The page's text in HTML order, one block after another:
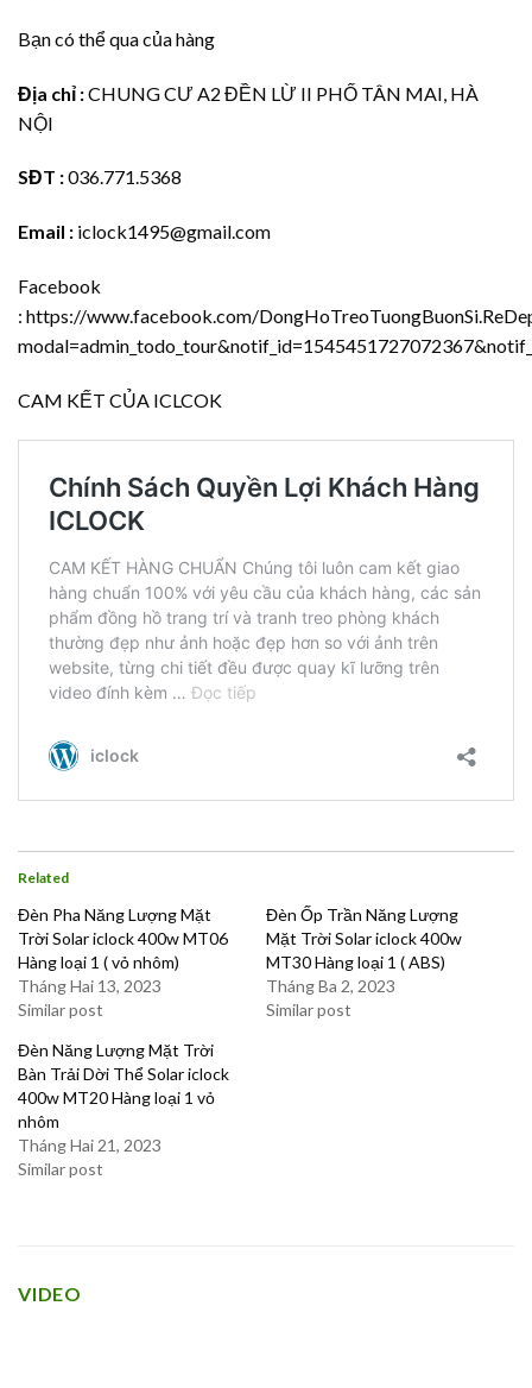
Bạn có thể qua của hàng
Địa chỉ :CHUNG CƯ A2 ĐỀN LỪ II PHỐ TÂN MAI, HÀ
NỘI
SĐT :036.771.5368
Email : iclock1495@gmail.com
Facebook
: https://www.facebook.com/
CAM KẾT CỦA ICLCOK
Related
Đèn Pha Năng Lượng Mặt
Trời Solar iclock 400w MT06
Hàng loại 1 ( vỏ nhôm)
Tháng Hai 13, 2023
Similar post
Đèn Ốp Trần Năng Lượng
Mặt Trời Solar iclock 400w
MT30 Hàng loại 1 ( ABS)
Tháng Ba 2, 2023
Similar post
Đèn Năng Lượng Mặt Trời
Bàn Trải Dời Thể Solar iclock
400w MT20 Hàng loại 1 vỏ
nhôm
Tháng Hai 21, 2023
Similar post
VIDEO